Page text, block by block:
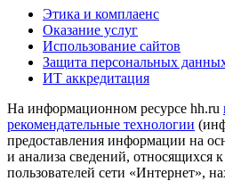
Этика и комплаенс
Оказание услуг
Использование сайтов
Защита персональных
ИТ аккредитация
На информационном ресурсе hh.ru
рекомендательные технологии
предоставления информации на
и анализа сведений, относящихся
пользователей сети «Интернет»,